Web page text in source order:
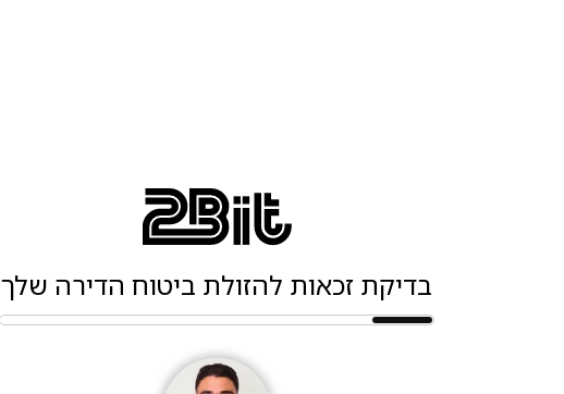
בדיקת זכאות להזולת ביטוח הדירה שלך